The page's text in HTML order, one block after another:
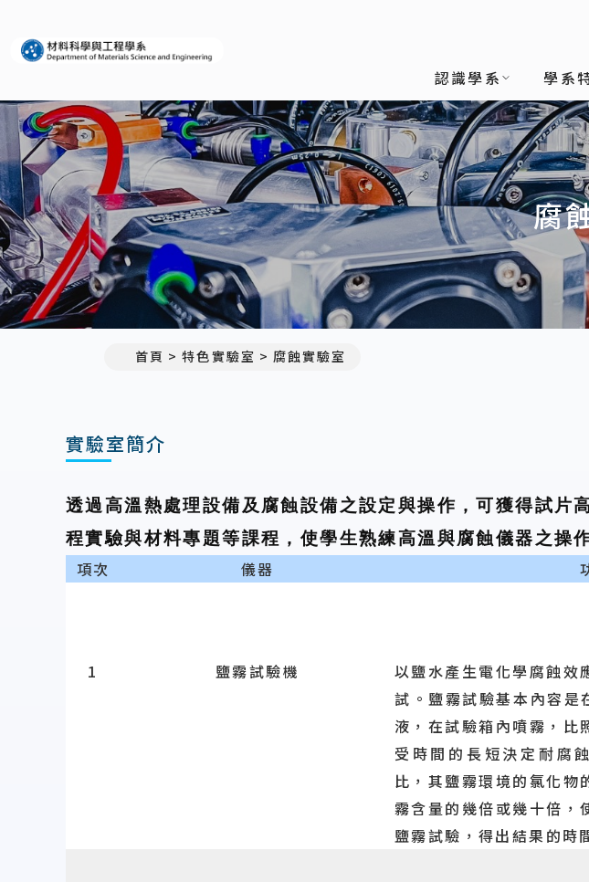
認識學系 學系
腐
首頁 特色實驗室 腐蝕實驗室
實驗室簡介
透過高溫熱處理設備及腐蝕設備之設定與操作，可獲得試片
程實驗與材料專題等課程，使學生熟練高溫與腐蝕儀器之操
項次 儀器
1 鹽霧試驗機
以鹽水產生電化學腐蝕效
試。鹽霧試驗基本內容
液，在試驗箱內噴霧，比
受時間的長短決定耐腐
比，其鹽霧環境的氯化物
霧含量的幾倍或幾十倍，
鹽霧試驗，得出結果的時